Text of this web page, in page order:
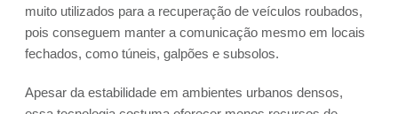
muito utilizados para a recuperação de veículos roubados,
pois conseguem manter a comunicação mesmo em locais
fechados, como túneis, galpões e subsolos.
Apesar da estabilidade em ambientes urbanos densos,